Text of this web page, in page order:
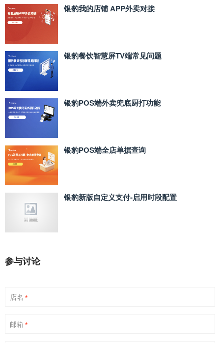
银豹我的店铺 APP外卖对接
银豹餐饮智慧屏TV端常见问题
银豹POS端外卖兜底厨打功能
银豹POS端全店单据查询
银豹新版自定义支付‑启用时段配置
参与讨论
店名 *
邮箱 *